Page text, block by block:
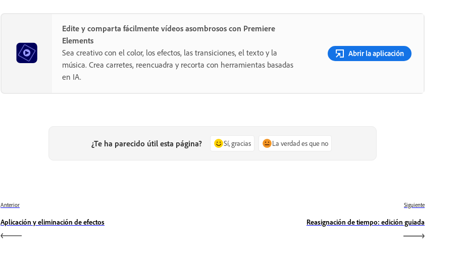
Edite y comparta fácilmente vídeos asombrosos con Premiere
Elements
Sea creativo con el color, los efectos, las transiciones, el texto y la
música. Crea carretes, reencuadra y recorta con herramientas basadas
en IA.
Abrir la aplicación
¿Te ha parecido útil esta página? Sí, gracias La verdad es que no
Anterior
Aplicación y eliminación de efectos
Siguiente
Reasignación de tiempo: edición guiada